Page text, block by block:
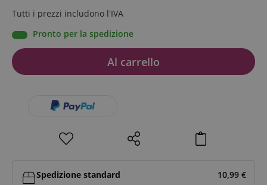
Tutti i prezzi includono l'IVA
Pronto per la spedizione
Al carrello
Spedizione standard 10,99 €